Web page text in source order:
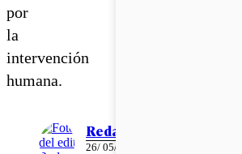
por
la
intervención
humana.
Redacción
26/ 05/ 2016